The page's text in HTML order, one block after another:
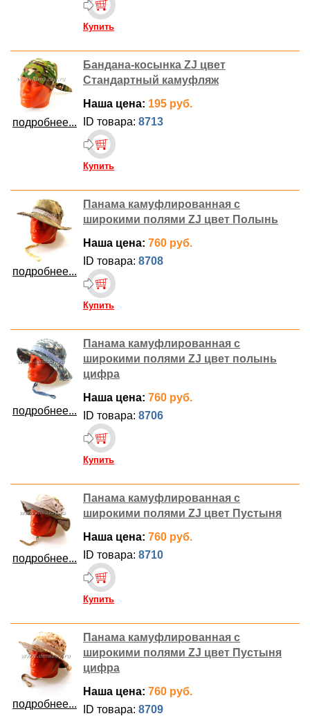
Купить
подробнее...
Бандана-косынка ZJ цвет
Стандартный камуфляж
Наша цена: 195 руб.
ID товара: 8713
Купить
подробнее...
Панама камуфлированная с
широкими полями ZJ цвет Полынь
Наша цена: 760 руб.
ID товара: 8708
Купить
подробнее...
Панама камуфлированная с
широкими полями ZJ цвет полынь
цифра
Наша цена: 760 руб.
ID товара: 8706
Купить
подробнее...
Панама камуфлированная с
широкими полями ZJ цвет Пустыня
Наша цена: 760 руб.
ID товара: 8710
Купить
подробнее...
Панама камуфлированная с
широкими полями ZJ цвет Пустыня
цифра
Наша цена: 760 руб.
ID товара: 8709